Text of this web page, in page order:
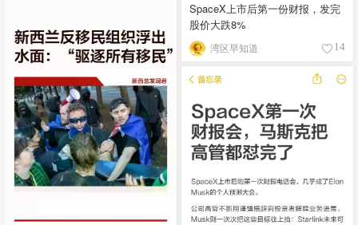
SpaceX上市后第一份财报，发完
股价大跌8%
湾区早知道 14